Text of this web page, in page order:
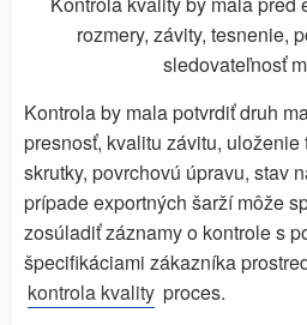
rozmery, závity, tesnenie,
sledovateľnosť
Kontrola by mala potvrdiť druh
presnosť, kvalitu závitu,
skrutky, povrchovú úpravu, stav
prípade exportných šarží môže
zosúladiť záznamy o kontrole s
špecifikáciami zákazníka
kontrola kvality proces.